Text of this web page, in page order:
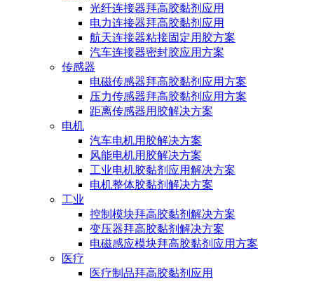
光纤连接器拜高胶黏剂应用
电力连接器拜高胶黏剂应用
航天连接器粘接固定用胶方案
汽车连接器密封胶应用方案
传感器
电磁传感器拜高胶黏剂应用方案
压力传感器拜高胶黏剂应用方案
距离传感器用胶解决方案
电机
汽车电机用胶解决方案
风能电机用胶解决方案
工业电机胶黏剂应用解决方案
电机整体胶黏剂解决方案
工业
控制模块拜高胶黏剂解决方案
变压器拜高胶黏剂解决方案
电磁感应模块拜高胶黏剂应用方案
医疗
医疗制品拜高胶黏剂应用